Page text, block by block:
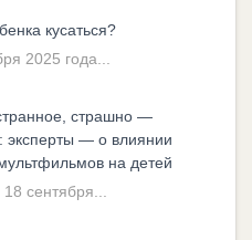
кусаться?
2025 года...
страшно —
эксперты — о влиянии
на детей
сентября...